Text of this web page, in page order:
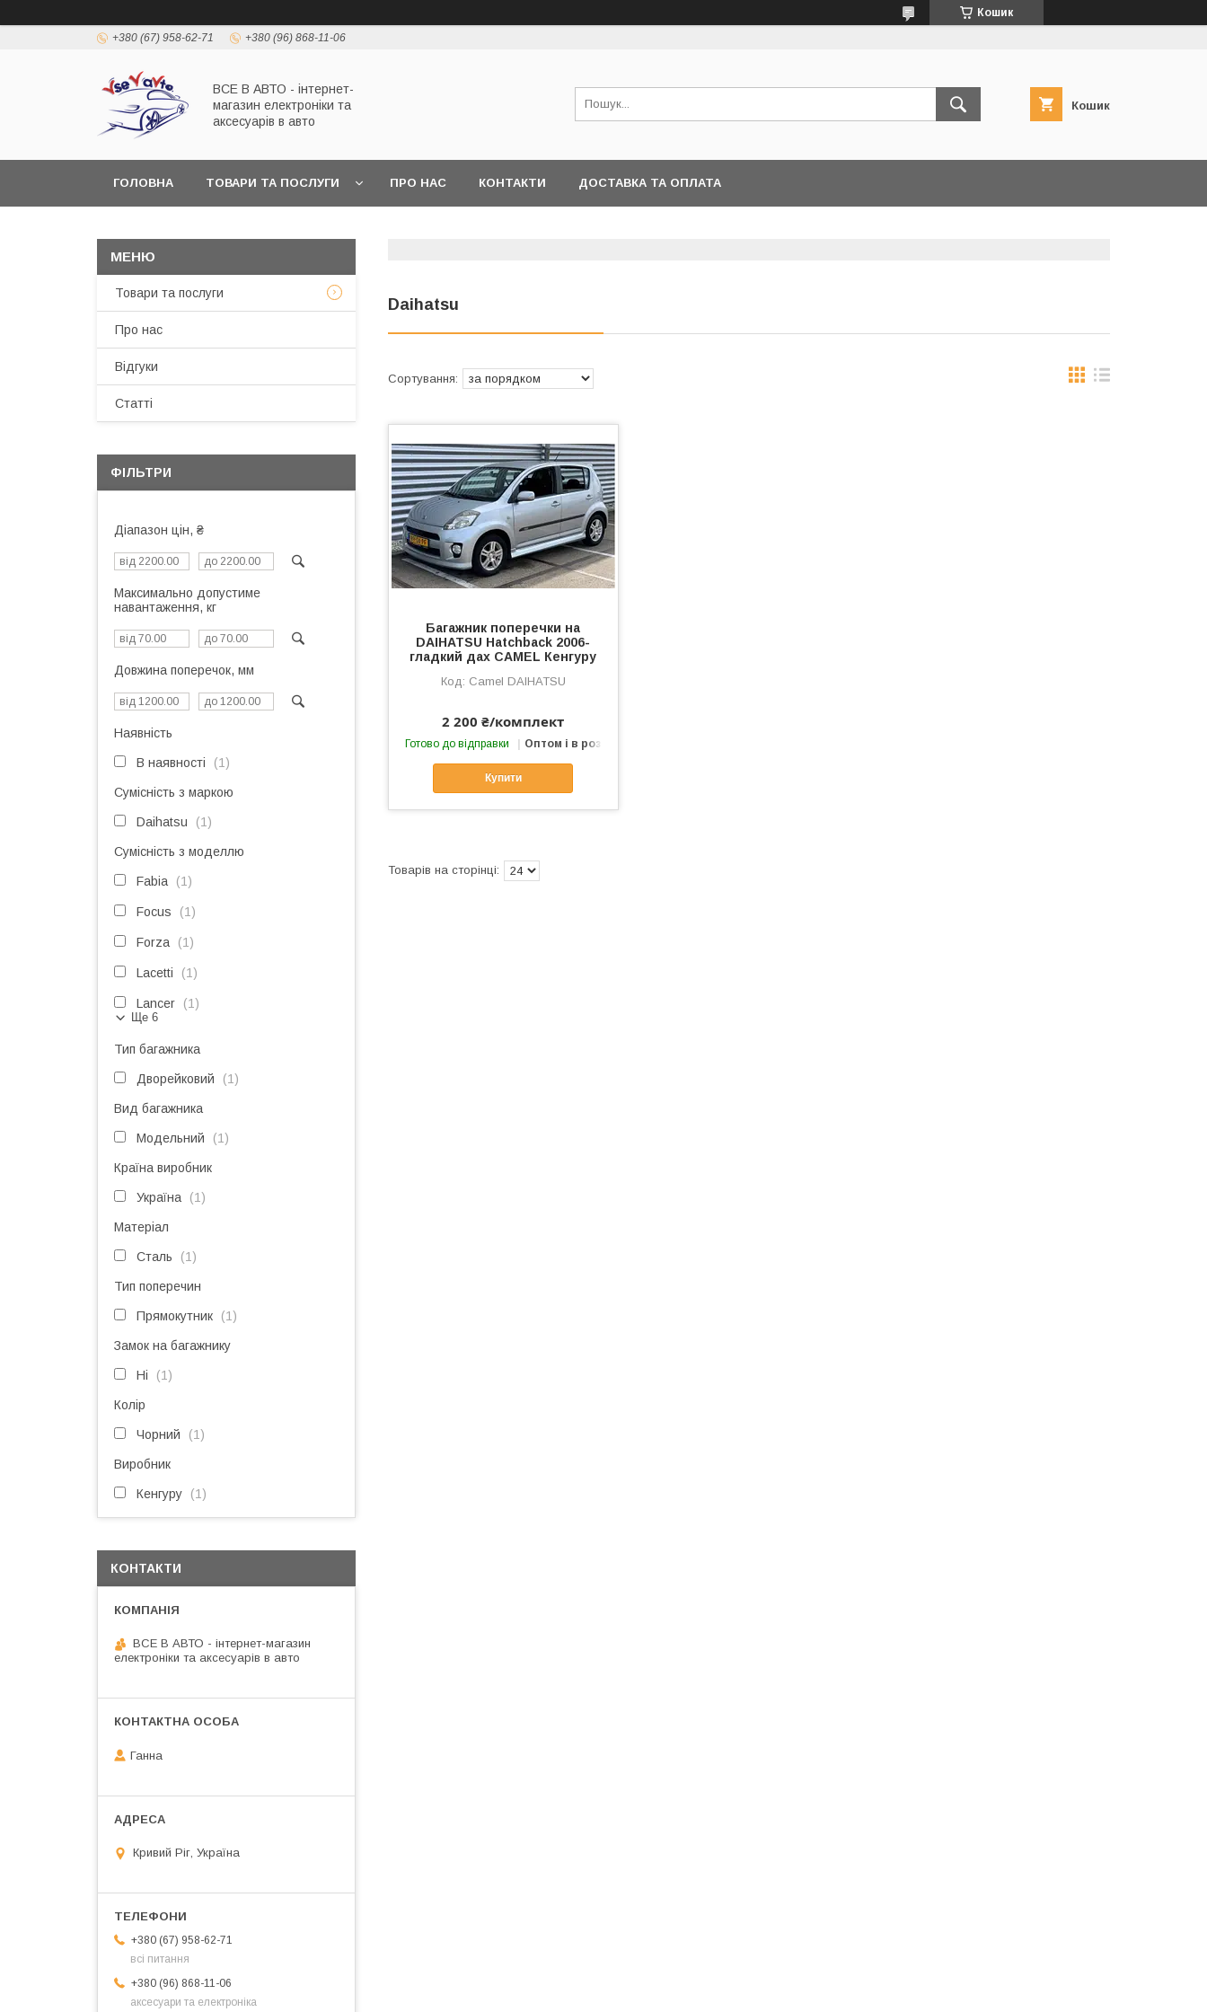
Кошик
+380 (67) 958-62-71 +380 (96) 868-11-06
ВСЕ В АВТО - інтернет-
магазин електроніки та
аксесуарів в авто
Кошик
ГОЛОВНА ТОВАРИ ТА ПОСЛУГИ ПРО НАС КОНТАКТИ ДОСТАВКА ТА ОПЛАТА
Daihatsu
Багажник поперечки на
DAIHATSU Hatchback 2006-
гладкий дах CAMEL Кенгуру
Camel DAIHATSU
2 200 ₴/комплект
Готово до відправки Оптом і в роздріб
Купити
Товари та послуги
Про нас
Відгуки
Статті
ФІЛЬТРИ
Діапазон цін, ₴
Максимально допустиме
навантаження, кг
Довжина поперечок, мм
Наявність
В наявності 1
Сумісність з маркою
Daihatsu 1
Сумісність з моделлю
Fabia 1
Focus 1
Forza 1
Lacetti 1
Lancer 1
Ще 6
Тип багажника
Дворейковий 1
Вид багажника
Модельний 1
Країна виробник
Україна 1
Матеріал
Сталь 1
Тип поперечин
Прямокутник 1
Замок на багажнику
Ні 1
Колір
Чорний 1
Виробник
Кенгуру 1
КОНТАКТИ
ВСЕ В АВТО - інтернет-магазин
електроніки та аксесуарів в авто
Ганна
Кривий Ріг, Україна
+380 (67) 958-62-71
всі питання
+380 (96) 868-11-06
аксесуари та електроніка